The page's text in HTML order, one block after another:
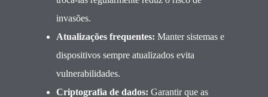
invasões.
Atualizações frequentes: Manter sistemas e
dispositivos sempre atualizados evita
vulnerabilidades.
Criptografia de dados: Garantir que as